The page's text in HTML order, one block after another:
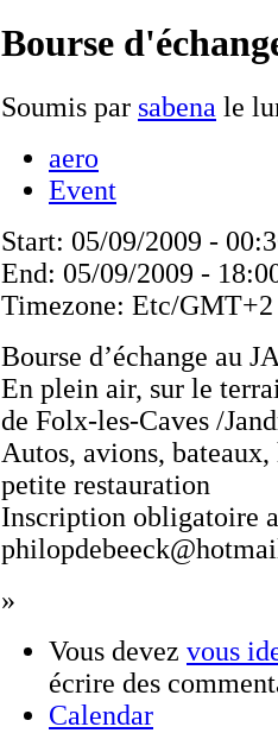
Bourse
Soumis par sabena le
aero
Event
Start: 05/09/2009 -
End: 05/09/2009 -
Timezone: Etc/GMT+2
Bourse d’échange au
En plein air, sur le
de Folx-les-Caves /
Autos, avions,
petite restauration
Inscription obligatoire
»
Vous devez vous
écrire des
Calendar